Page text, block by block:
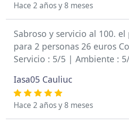
Hace 2 años y 8 meses
Sabroso y servicio al 100.
para 2 personas 26 euros
Servicio : 5/5 | Ambiente :
Iasa05 Cauliuc
Hace 2 años y 8 meses